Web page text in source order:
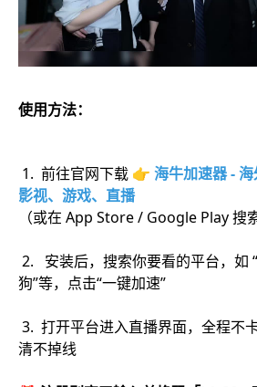
使用方法：
1. 前往官网下载 👉 海牛加速器 -
影视、游戏、直播
（或在 App Store / Google Play 搜
2. 安装后，搜索你要看的平台，如 “
狗”等，点击“一键加速”
3. 打开平台进入直播界面，全程不
清不掉线